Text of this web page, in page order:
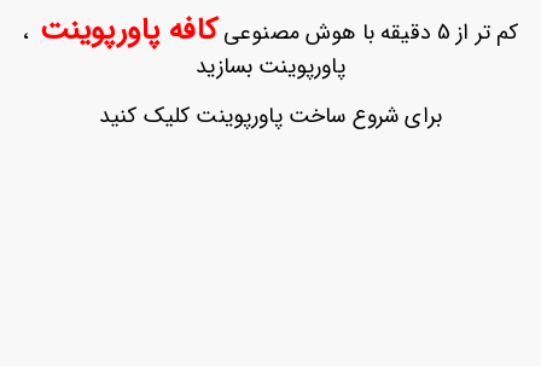
ثبت
بازیابی
کم تر از 5 دقیقه با هوش مصنوعی کافه پاورپوینت ،
پاورپوینت بسازید
برای شروع ساخت پاورپوینت کلیک کنید